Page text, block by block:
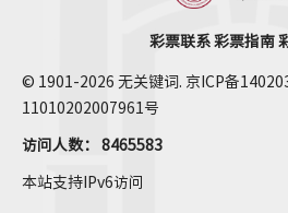
彩票联系 彩票指南
© 1901-2026 无关键词. 京ICP备
11010202007961号
访问人数： 8465583
本站支持IPv6访问